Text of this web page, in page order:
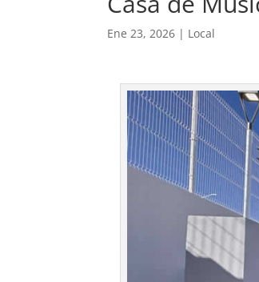
Ene 23, 2026 | Local